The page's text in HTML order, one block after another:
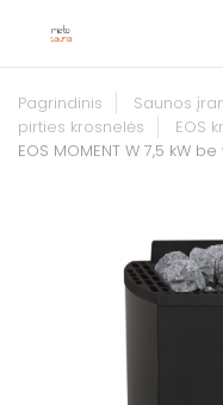
Pagrindinis Saunos
pirties krosnelės
EOS
EOS MOMENT W 7,5 kW